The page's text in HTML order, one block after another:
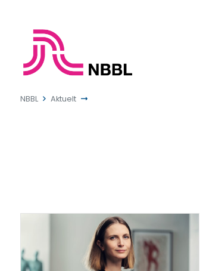
NBBL Aktuelt